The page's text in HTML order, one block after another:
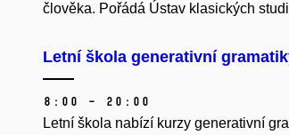
člověka. Pořádá Ústav klasických
Letní škola generativní
8:00 – 20:00
Letní škola nabízí kurzy generativní